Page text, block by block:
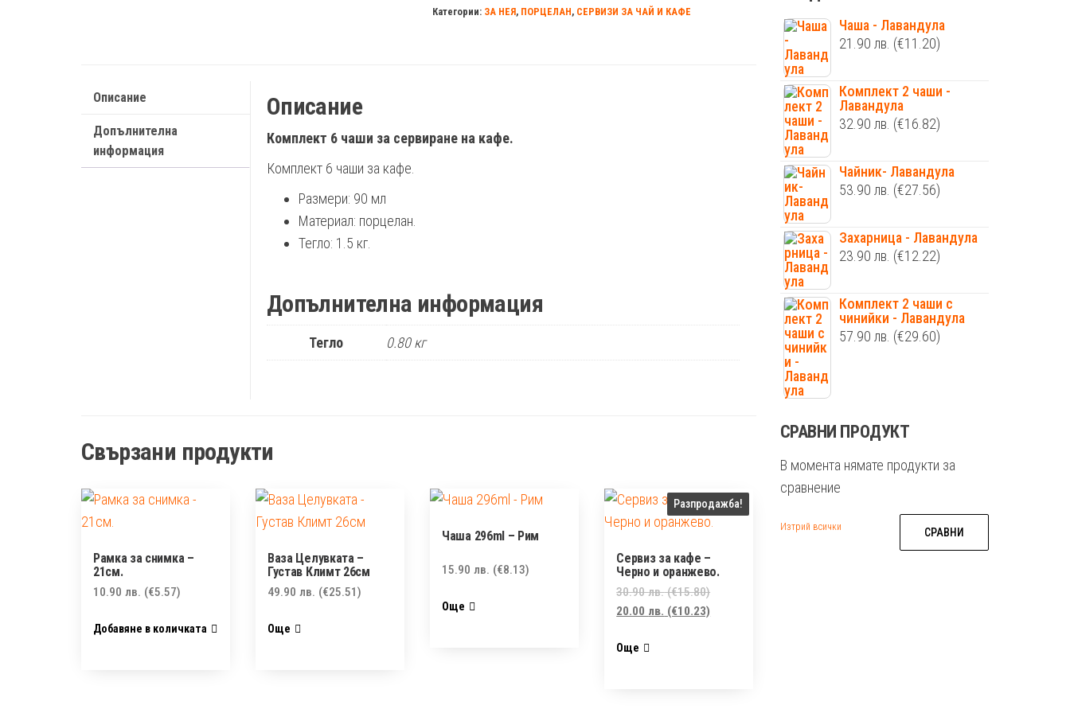
Категории: ЗА НЕЯ, ПОРЦЕЛАН, СЕРВИЗИ ЗА ЧАЙ И КАФЕ
Описание
Допълнителна
информация
Описание
Комплект 6 чаши за сервиране на кафе.
Комплект 6 чаши за кафе.
Размери: 90 мл
Материал: порцелан.
Тегло: 1.5 кг.
Допълнителна информация
Тегло 0.80 кг
Свързани продукти
Рамка за снимка –
21см.
10.90 лв. (€5.57)
Добавяне в количката
Ваза Целувката –
Густав Климт 26см
49.90лв. (€25.51)
Още
Чаша 296ml – Рим
15.90лв. (€8.13)
Още
Разпродажба!
Сервиз за кафе –
Черно и оранжево.
30.90лв.(€15.80)Original
20.00 лв. (€10.23)
Още
Чаша - Лавандула
21.90 лв. (€11.20)
Комплект 2 чаши -
Лавандула
32.90 лв. (€16.82)
Чайник- Лавандула
53.90 лв. (€27.56)
Захарница - Лавандула
23.90 лв. (€12.22)
Комплект 2 чаши с
чинийки - Лавандула
57.90 лв. (€29.60)
СРАВНИ ПРОДУКТ
В момента нямате продукти за
сравнение
Изтрий всички СРАВНИ